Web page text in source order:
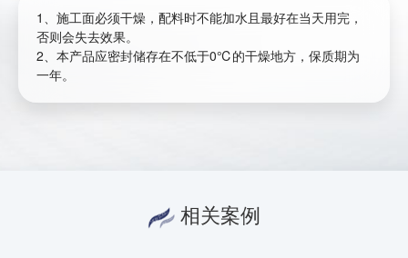
1、施工面必须干燥，配料时不能加水且最好在当天用完，
否则会失去效果。
2、本产品应密封储存在不低于0℃的干燥地方，保质期为
一年。
相关案例